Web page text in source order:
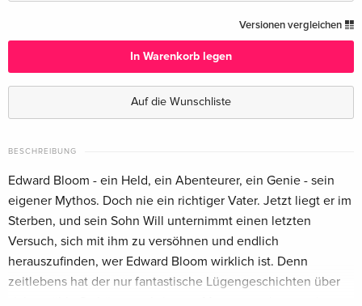
CHF 22.50
4K Ultra HD + Blu-ray
CHF 31.50
Englisch · US Version
4K Ultra HD + Blu-ray
Französisch
vergriffen
Standard Edition
Französisch
vergriffen
Versionen vergleichen
In Warenkorb legen
Auf die Wunschliste
BESCHREIBUNG
Edward Bloom - ein Held, ein Abenteurer, ein Genie - sein
eigener Mythos. Doch nie ein richtiger Vater. Jetzt liegt er im
Sterben, und sein Sohn Will unternimmt einen letzten
Versuch, sich mit ihm zu versöhnen und endlich
herauszufinden, wer Edward Bloom wirklich ist. Denn
zeitlebens hat der nur fantastische Lügengeschichten über